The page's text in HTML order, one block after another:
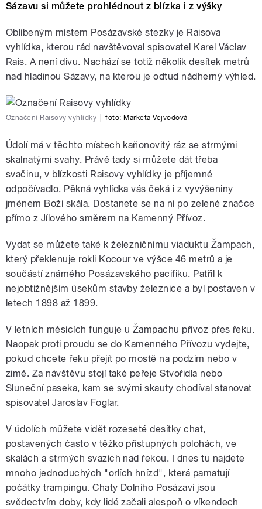
Sázavu si můžete prohlédnout z blízka i z výšky
Oblíbeným místem Posázavské stezky je Raisova
vyhlídka, kterou rád navštěvoval spisovatel Karel Václav
Rais. A není divu. Nachází se totiž několik desítek metrů
nad hladinou Sázavy, na kterou je odtud nádherný výhled.
Označení Raisovy vyhlídky foto: Markéta Vejvodová
Údolí má v těchto místech kaňonovitý ráz se strmými
skalnatými svahy. Právě tady si můžete dát třeba
svačinu, v blízkosti Raisovy vyhlídky je příjemné
odpočívadlo. Pěkná vyhlídka vás čeká i z vyvýšeniny
jménem Boží skála. Dostanete se na ní po zelené značce
přímo z Jílového směrem na Kamenný Přívoz.
Vydat se můžete také k železničnímu viaduktu Žampach,
který překlenuje rokli Kocour ve výšce 46 metrů a je
součástí známého Posázavského pacifiku. Patřil k
nejobtížnějším úsekům stavby železnice a byl postaven v
letech 1898 až 1899.
V letních měsících funguje u Žampachu přívoz přes řeku.
Naopak proti proudu se do Kamenného Přívozu vydejte,
pokud chcete řeku přejít po mostě na podzim nebo v
zimě. Za návštěvu stojí také peřeje Stvořidla nebo
Sluneční paseka, kam se svými skauty chodíval stanovat
spisovatel Jaroslav Foglar.
V údolích můžete vidět rozeseté desítky chat,
postavených často v těžko přístupných polohách, ve
skalách a strmých svazích nad řekou. I dnes tu najdete
mnoho jednoduchých "orlích hnízd", která pamatují
počátky trampingu. Chaty Dolního Posázaví jsou
svědectvím doby, kdy lidé začali alespoň o víkendech